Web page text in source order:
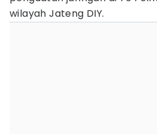
wilayah Jateng DIY.